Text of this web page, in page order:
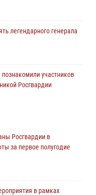
легендарного генерала
участников
Росгвардии
помощь
пресечена
реабилитационный центр
Росгвардии в
за первое полугодие
в рамках